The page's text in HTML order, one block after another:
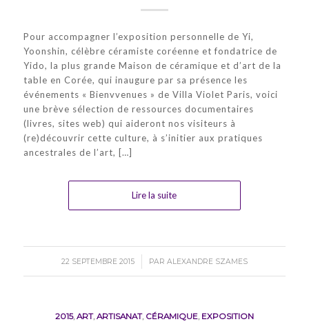
Pour accompagner l’exposition personnelle de Yi,
Yoonshin, célèbre céramiste coréenne et fondatrice de
Yido, la plus grande Maison de céramique et d’art de la
table en Corée, qui inaugure par sa présence les
événements « Bienvvenues » de Villa Violet Paris, voici
une brève sélection de ressources documentaires
(livres, sites web) qui aideront nos visiteurs à
(re)découvrir cette culture, à s’initier aux pratiques
ancestrales de l’art, […]
Lire la suite
22 SEPTEMBRE 2015
/ PAR ALEXANDRE SZAMES
2015,ART,ARTISANAT, CÉRAMIQUE, EXPOSITION